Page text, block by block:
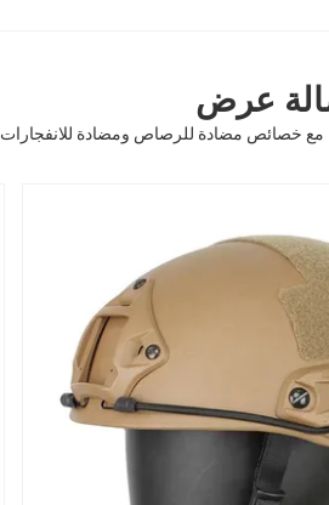
عرض
مع خصائص مضادة للرصاص ومضادة للانفجارات